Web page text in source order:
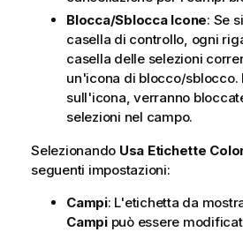
Blocca/Sblocca Icone: Se
casella di controllo, ogni
casella delle selezioni
un'icona di blocco/sblocco.
sull'icona, verranno
selezioni nel campo.
Selezionando Usa Etichette
seguenti impostazioni:
Campi: L'etichetta da
Campipuò essere